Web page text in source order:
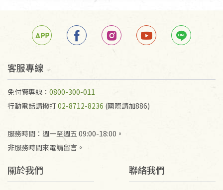
客服專線
免付費專線： 0800-300-011
行動電話請撥打02-8712-8236 (國際請加886)
服務時間：週一至週五 09:00-18:00。
非服務時間來電請留言。
關於我們 聯絡我們